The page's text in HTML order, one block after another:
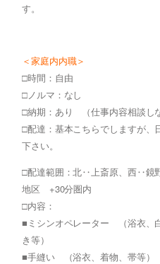
す。
＜家庭内内職＞
□時間：自由
□ノルマ：なし
□納期：あり （仕事内容相談し
□配達：基本こちらでしますが、
下さい。
□配達範囲：北‥上斎原、西‥鏡
地区 +30分圏内
□内容：
■ミシンオペレーター （浴衣、
き等）
■手縫い （浴衣、着物、帯等）